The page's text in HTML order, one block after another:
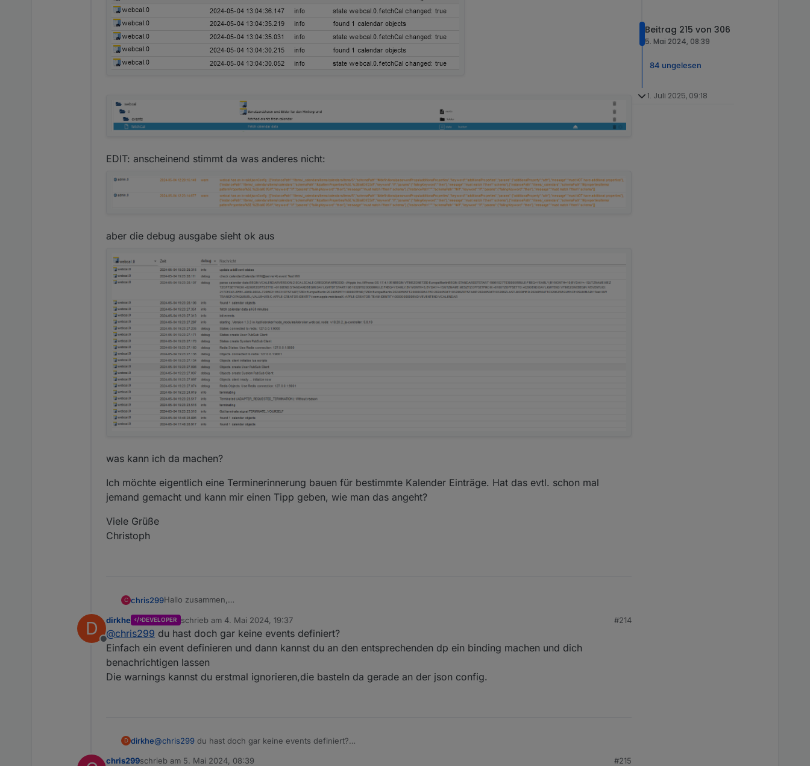
EDIT: anscheinend stimmt da was anderes nicht:
aber die debug ausgabe sieht ok aus
was kann ich da machen?
Ich möchte eigentlich eine Terminerinnerung bauen für bestimmte Kalender Einträge. Hat das evtl. schon mal
jemand gemacht und kann mir einen Tipp geben, wie man das angeht?
Viele Grüße
Christoph
C chris299Hallo zusammen,
mache ich da was falsch?
EDIT: anscheinend stimmt da was anderes nicht:
gemacht und kann mir einen Tipp geben, wie man das angeht?
Viele Grüße
D
Offline
dirkhe DEVELOPER schrieb am 4. Mai 2024, 19:37
zuletzt editiert von
#214
@chris299 du hast doch gar keine events definiert?
Einfach ein event definieren und dann kannst du an den entsprechenden dp ein binding machen und dich
benachrichtigen lassen
Die warnings kannst du erstmal ignorieren,die basteln da gerade an der json config.
D dirkhe@chris299 du hast doch gar keine events definiert?
lassen
chris299schrieb am 5. Mai 2024, 08:39 #215
Beitrag 215 von 306
5. Mai 2024, 08:39
84 ungelesen
1. Juli 2025, 09:18